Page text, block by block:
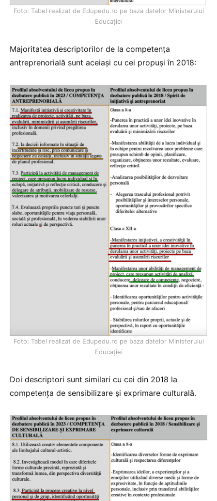
Foto: Tabel realizat de Edupedu.ro pe baza datelor Ministerului
Educației
Majoritatea descriptorilor de la competența
antreprenorială sunt aceiași cu cei propuși în 2018:
Foto: Tabel realizat de Edupedu.ro pe baza datelor Ministerului
Educației
Doi descriptori sunt similari cu cei din 2018 la
competența de sensibilizare și exprimare culturală.